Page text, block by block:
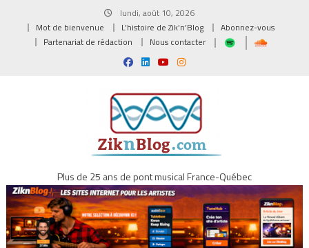
lundi, août 10, 2026
Mot de bienvenue
L’histoire de Zik’n’Blog
Abonnez-vous
Partenariat de rédaction
Nous contacter
Plus de 25 ans de pont musical France-Québec